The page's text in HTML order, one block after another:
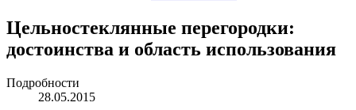
Цельностеклянные перегородки:
достоинства и область использования
Подробности
28.05.2015